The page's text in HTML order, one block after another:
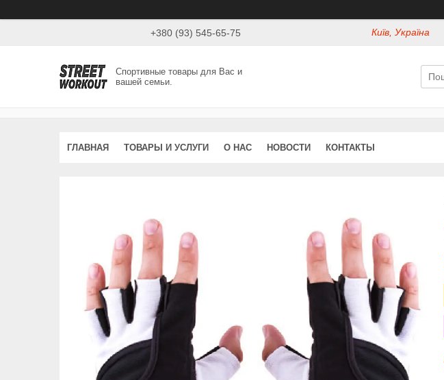
+380 (93) 545-65-75 Київ, Україна
Спортивные товары для Вас и
вашей семьи.
ГЛАВНАЯ ТОВАРЫ И УСЛУГИ О НАС НОВОСТИ КОНТАКТЫ